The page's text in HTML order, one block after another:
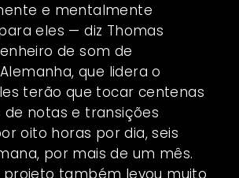
e mentalmente
eles — diz Thomas
de som de
que lidera o
terão que tocar centenas
de notas e transições
oito horas por dia, seis
por mais de um mês.